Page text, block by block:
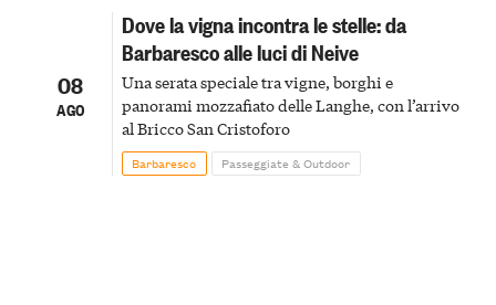
08
AGO
Dove la vigna incontra le stelle: da
Barbaresco alle luci di Neive
Una serata speciale tra vigne, borghi e
panorami mozzafiato delle Langhe, con l’arrivo
al Bricco San Cristoforo
Barbaresco Passeggiate & Outdoor